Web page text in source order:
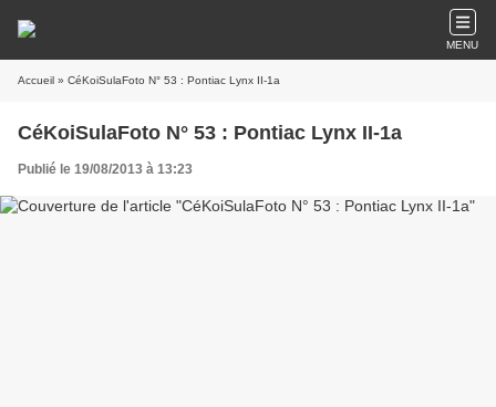
MENU
Accueil » CéKoiSulaFoto N° 53 : Pontiac Lynx II-1a
CéKoiSulaFoto N° 53 : Pontiac Lynx II-1a
Publié le 19/08/2013 à 13:23